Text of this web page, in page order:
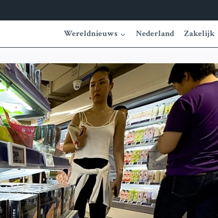
Wereldnieuws Nederland Zakelijk